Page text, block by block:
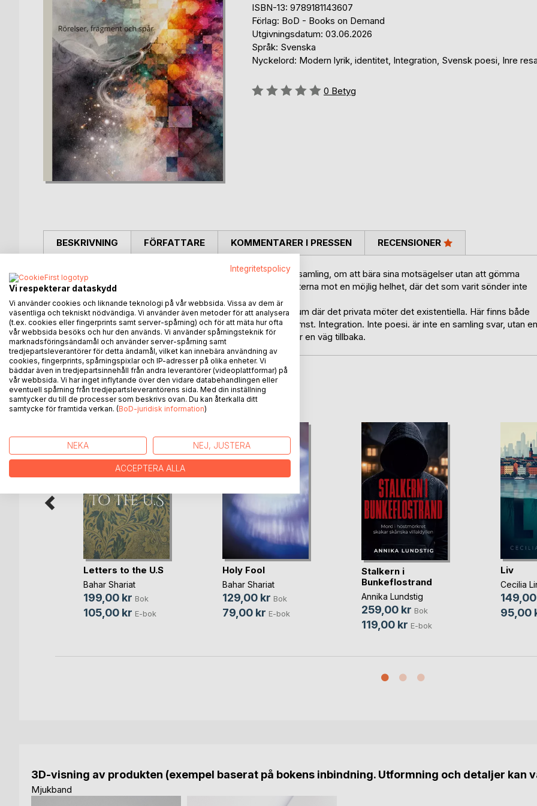
ISBN-13: 9789181143607
Förlag: BoD - Books on Demand
Utgivningsdatum: 03.06.2026
Språk: Svenska
Nyckelord: Modern lyrik, identitet, Integration, Svensk poesi, Inre
Betyg::
0 Betyg
BESKRIVNING
Integration. Inte poesi. är en diktsamling om splittring och samling, om att bära sina motsägelser utan att gömma
dem. Genom kärlek, friktion, tro, kropp och ljus rör sig texterna mot en möjlig helhet, där det som varit sönder inte
förnekas utan får finnas kvar som en del av formen.
Med en personlig röst skriver Bahar Shariat fram ett inre rum där det privata möter det existentiella. Här finns både
närhet och avstånd, bön och motstånd, förlust och återkomst. Integration. Inte poesi. är inte en samling svar, utan en
rörelse genom det som glider isär och det som ändå söker en väg tillbaka.
FÖRFATTARE KOMMENTARER I PRESSEN RECENSIONER
ANDRA TITLAR HOSBoD
Letters to the U.S
Bahar Shariat
199,00 kr Bok
105,00 kr E-bok
Holy Fool
Bahar Shariat
129,00 kr Bok
79,00 kr E-bok
Stalkern i
Bunkeflostrand
Annika Lundstig
259,00 kr Bok
119,00 kr E-bok
Liv
Cecilia
95,00
3D-visning av produkten (exempel baserat på bokens inbindning. Utformning och detaljer kan
Mjukband
Integritetspolicy
Vi respekterar dataskydd
Vi använder cookies och liknande teknologi på vår webbsida. Vissa av dem är
väsentliga och tekniskt nödvändiga. Vi använder även metoder för att analysera
(t.ex. cookies eller fingerprints samt server-spårning) och för att mäta hur ofta
vår webbsida besöks och hur den används. Vi använder spårningsteknik för
marknadsföringsändamål och använder server-spårning samt
tredjepartsleverantörer för detta ändamål, vilket kan innebära användning av
cookies, fingerprints, spårningspixlar och IP-adresser på olika enheter. Vi
bäddar även in tredjepartsinnehåll från andra leverantörer (videoplattformar) på
vår webbsida. Vi har inget inflytande över den vidare databehandlingen eller
eventuell spårning från tredjepartsleverantörens sida. Med din inställning
samtycker du till de processer som beskrivs ovan. Du kan återkalla ditt
samtycke för framtida verkan. (BoD-juridisk information)
NEKA NEJ, JUSTERA
ACCEPTERA ALLA